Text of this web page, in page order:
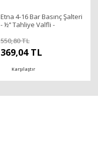
Etna 4-16 Bar Basınç Şalteri
- ½’’ Tahliye Valfli -
550,80 TL
369,04 TL
Karşılaştır